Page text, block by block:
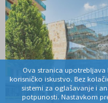
Ova stranica
korisničko iskustvo. Bez
sistemi za oglašavanje i
potpunosti. Nastavkom